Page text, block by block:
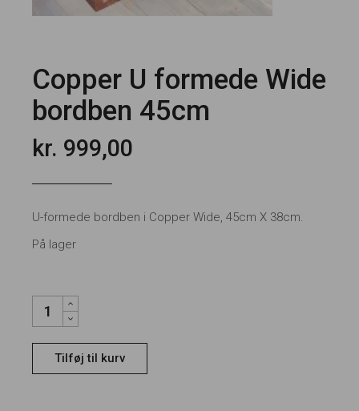
Copper U formede Wide
bordben 45cm
kr. 999,00
U-formede bordben i Copper Wide, 45cm X 38cm.
På lager
COPPER U FORMEDE WIDE BORDBEN 45CM QUANTITY
Tilføj til kurv